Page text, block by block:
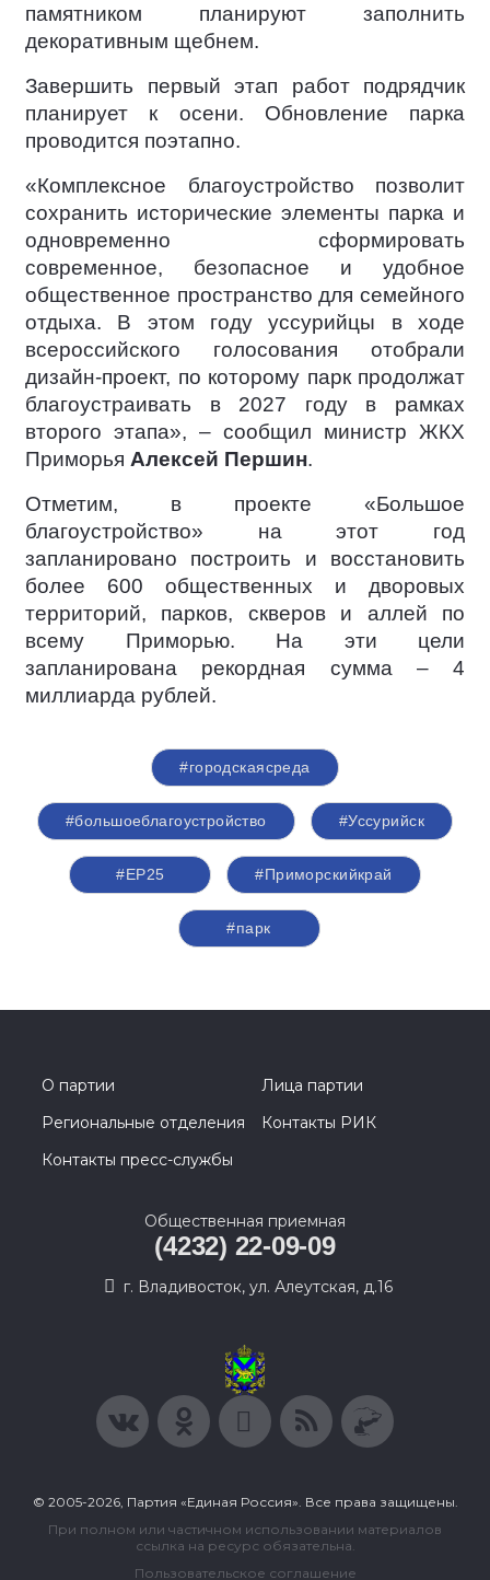
памятником планируют заполнить
декоративным щебнем.
Завершить первый этап работ подрядчик
планирует к осени. Обновление парка
проводится поэтапно.
«Комплексное благоустройство позволит
сохранить исторические элементы парка и
одновременно сформировать
современное, безопасное и удобное
общественное пространство для семейного
отдыха. В этом году уссурийцы в ходе
всероссийского голосования отобрали
дизайн-проект, по которому парк продолжат
благоустраивать в 2027 году в рамках
второго этапа», – сообщил министр ЖКХ
Приморья Алексей Першин.
Отметим, в проекте «Большое
благоустройство» на этот год
запланировано построить и восстановить
более 600 общественных и дворовых
территорий, парков, скверов и аллей по
всему Приморью. На эти цели
запланирована рекордная сумма – 4
миллиарда рублей.
#городскаясреда
#большоеблагоустройство #Уссурийск
#ЕР25 #Приморскийкрай
#парк
О партии
Лица партии
Региональные отделения
Контакты РИК
Контакты пресс-службы
Общественная приемная
(4232) 22-09-09
г. Владивосток, ул. Алеутская, д.16
© 2005-2026, Партия «Единая Россия». Все права защищены.
При полном или частичном использовании материалов
ссылка на ресурс обязательна.
Пользовательское соглашение